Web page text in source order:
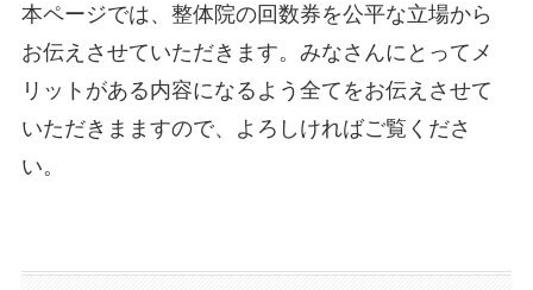
本ページでは、整体院の回数券を公平な立場から
お伝えさせていただきます。みなさんにとってメ
リットがある内容になるよう全てをお伝えさせて
いただきまますので、よろしければご覧くださ
い。